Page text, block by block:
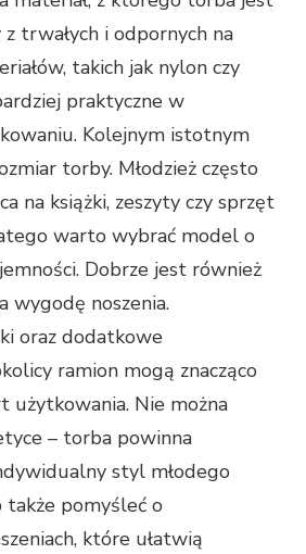
trwałych i odpornych na
takich jak nylon czy
praktyczne w
Kolejnym istotnym
torby. Młodzież często
na książki, zeszyty czy sprzęt
warto wybrać model o
Dobrze jest również
wygodę noszenia.
oraz dodatkowe
ramion mogą znacząco
użytkowania. Nie można
– torba powinna
styl młodego
także pomyśleć o
które ułatwią